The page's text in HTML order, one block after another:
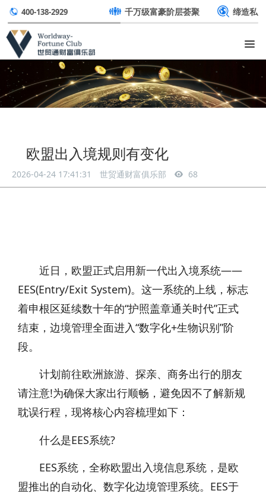
400-138-2929 千万级富豪阶层荟聚 缔造私
欧盟出入境规则有变化
2026-04-24 17:41:31 世贸通财富俱乐部 68
近日，欧盟正式启用新一代出入境系统——
EES(Entry/Exit System)。这一系统的上线，标志
着申根区延续数十年的“护照盖章通关时代”正式
结束，边境管理全面进入“数字化+生物识别”阶
段。
计划前往欧洲旅游、探亲、商务出行的朋友
请注意!为确保大家出行顺畅，避免因不了解新规
耽误行程，现将核心内容梳理如下：
什么是EES系统?
EES系统，全称欧盟出入境信息系统，是欧
盟推出的自动化、数字化边境管理系统。EES于